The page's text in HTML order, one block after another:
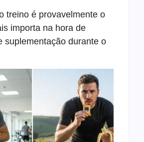
treino é provavelmente o
importa na hora de
suplementação durante o